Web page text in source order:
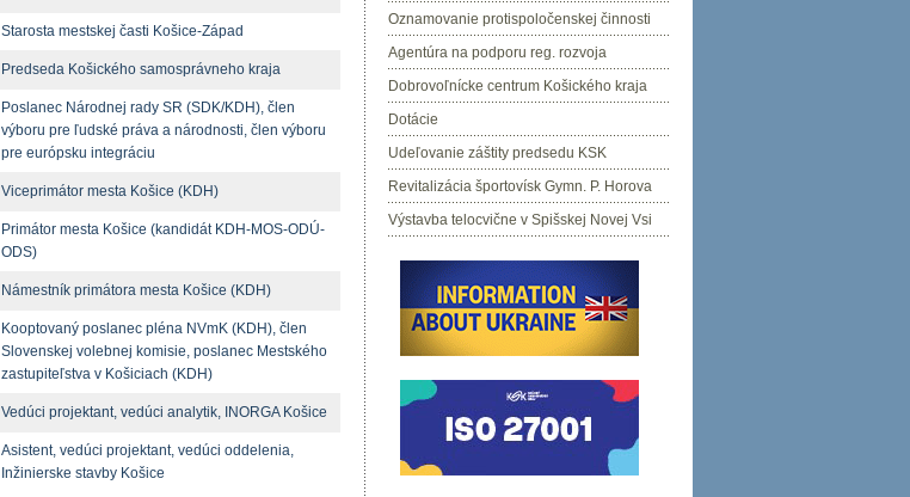
Starosta mestskej časti Košice-Západ
Predseda Košického samosprávneho kraja
Poslanec Národnej rady SR (SDK/KDH), člen
výboru pre ľudské práva a národnosti, člen výboru
pre európsku integráciu
Viceprimátor mesta Košice (KDH)
Primátor mesta Košice (kandidát KDH-MOS-ODÚ-
ODS)
Námestník primátora mesta Košice (KDH)
Kooptovaný poslanec pléna NVmK (KDH), člen
Slovenskej volebnej komisie, poslanec Mestského
zastupiteľstva v Košiciach (KDH)
Vedúci projektant, vedúci analytik, INORGA Košice
Asistent, vedúci projektant, vedúci oddelenia,
Inžinierske stavby Košice
Oznamovanie protispoločenskej činnosti
Agentúra na podporu reg. rozvoja
Dobrovoľnícke centrum Košického kraja
Dotácie
Udeľovanie záštity predsedu KSK
Revitalizácia športovísk Gymn. P. Horova
Výstavba telocvične v Spišskej Novej Vsi